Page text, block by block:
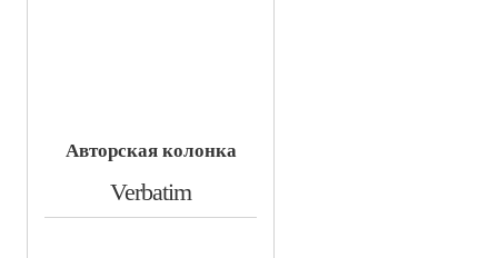
Авторская колонка
Verbatim